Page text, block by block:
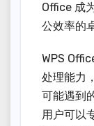
Office 成
公效率的
WPS
处理能力
可能遇到
用户可以